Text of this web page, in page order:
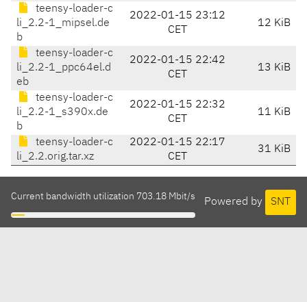
teensy-loader-c
li_2.2-1_mipsel.de
b
2022-01-15 23:12
CET
12 KiB
teensy-loader-c
li_2.2-1_ppc64el.d
eb
2022-01-15 22:42
CET
13 KiB
teensy-loader-c
li_2.2-1_s390x.de
b
2022-01-15 22:32
CET
11 KiB
teensy-loader-c
li_2.2.orig.tar.xz
2022-01-15 22:17
CET
31 KiB
Powered by SNT
Current bandwidth utilization 703.18 Mbit/s